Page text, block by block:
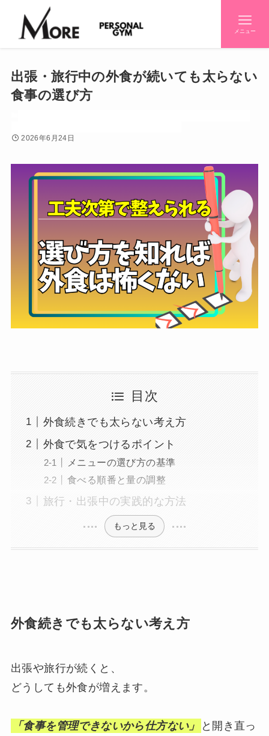
メニュー
出張・旅行中の外食が続いても太らない
食事の選び方
2026年6月24日
目次
外食続きでも太らない考え方
外食で気をつけるポイント
メニューの選び方の基準
食べる順番と量の調整
旅行・出張中の実践的な方法
もっと見る
外食続きでも太らない考え方
出張や旅行が続くと、
どうしても外食が増えます。
「食事を管理できないから仕方ない」
と開き直っ